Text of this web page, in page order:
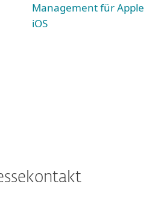
Management für Apple
iOS